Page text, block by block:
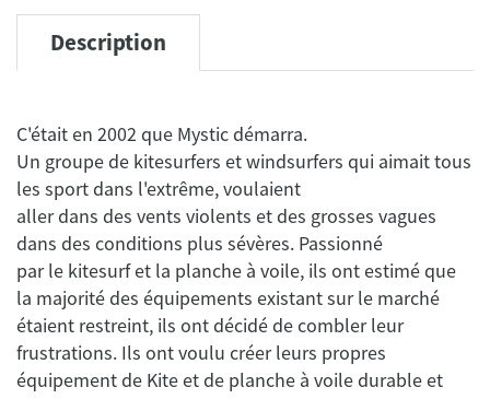
Description
C'était en 2002 que Mystic démarra.
Un groupe de kitesurfers et windsurfers qui aimait tous
les sport dans l'extrême, voulaient
aller dans des vents violents et des grosses vagues
dans des conditions plus sévères. Passionné
par le kitesurf et la planche à voile, ils ont estimé que
la majorité des équipements existant sur le marché
étaient restreint, ils ont décidé de combler leur
frustrations. Ils ont voulu créer leurs propres
équipement de Kite et de planche à voile durable et